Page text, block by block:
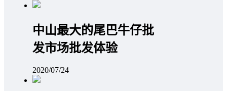
中山最大的尾巴牛仔批
发市场批发体验
2020/07/24